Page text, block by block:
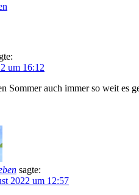
um 16:12
Sommer auch immer so weit es
sagte:
2022 um 12:57